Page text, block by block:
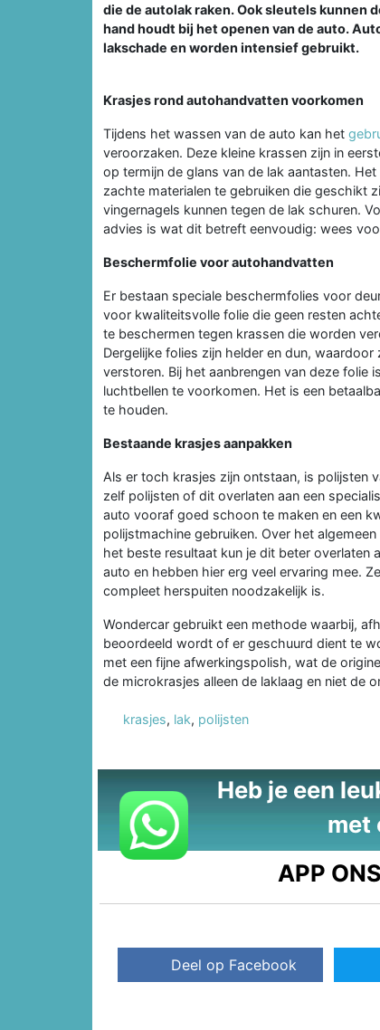
die de autolak raken. Ook sleutels kunnen
hand houdt bij het openen van de auto.
lakschade en worden intensief gebruikt.
Krasjes rond autohandvatten voorkomen
Tijdens het wassen van de auto kan het
veroorzaken. Deze kleine krassen zijn in
op termijn de glans van de lak aantasten.
zachte materialen te gebruiken die geschikt
vingernagels kunnen tegen de lak schuren.
advies is wat dit betreft eenvoudig: wees
Beschermfolie voor autohandvatten
Er bestaan speciale beschermfolies voor
voor kwaliteitsvolle folie die geen resten
te beschermen tegen krassen die worden
Dergelijke folies zijn helder en dun,
verstoren. Bij het aanbrengen van deze
luchtbellen te voorkomen. Het is een
te houden.
Bestaande krasjes aanpakken
Als er toch krasjes zijn ontstaan, is polijsten
zelf polijsten of dit overlaten aan een
auto vooraf goed schoon te maken en een
polijstmachine gebruiken. Over het
het beste resultaat kun je dit beter overlaten
auto en hebben hier erg veel ervaring mee.
compleet herspuiten noodzakelijk is.
Wondercar gebruikt een methode waarbij,
beoordeeld wordt of er geschuurd dient te
met een fijne afwerkingspolish, wat de
de microkrasjes alleen de laklaag en niet de
krasjes, lak, polijsten
Heb je een
met
APP
Deel op Facebook